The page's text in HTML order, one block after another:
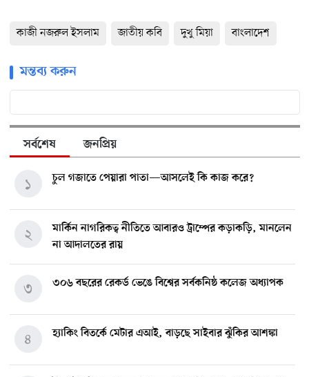
কাজী নজরুল ইসলাম জাতীয় কবি দুখু মিয়া বাংলাদেশ
মন্তব্য করুন
সর্বশেষ জনপ্রিয়
চুল গজাতে পেয়ারা পাতা—আসলেই কি কাজ করে?
১
মার্কিন নাগরিকত্ব নীতিতে আবারও ট্রাম্পের কড়াকড়ি, মানলেন
না আদালতের রায়
২
৩০৬ বছরের রেকর্ড ভেঙে বিশ্বের সর্বকনিষ্ঠ কলেজ অধ্যাপক
৩
হ্যাকিং বিতর্কে মেটার এআই, বাড়ছে সাইবার ঝুঁকির আশঙ্কা
৪